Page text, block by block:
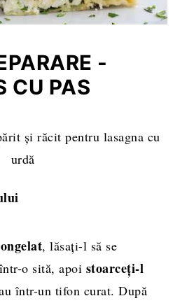
-
CU PAS
, lăsați-l să se
într-o sită, apoi stoarceți-l
într-un tifon curat. După